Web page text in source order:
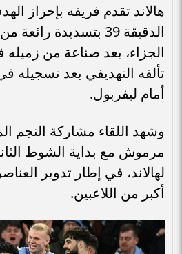
هالاند تقدم فريقه بإحراز
الدقيقة 39 بتسديدة
الجزاء، بعد صناعة من زميله
تألقه التهديفي بعد تسجيله
أمام ليفربول.
وشهد اللقاء مشاركة النجم
مرموش مع بداية الشوط
لهالاند، في إطار تدوير
أكبر من اللاعبين.